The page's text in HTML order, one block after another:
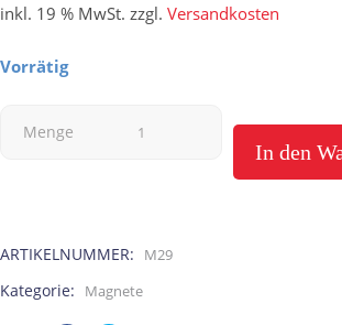
inkl. 19 % MwSt. zzgl. Versandkosten
Vorrätig
Magnet
Menge
In den
ARTIKELNUMMER: M29
Kategorie: Magnete